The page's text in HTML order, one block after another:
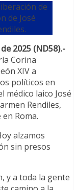
de
de José
2025 (ND58).-
Corina
XIV a
políticos en
médico laico José
Rendiles,
Roma.
alzamos
sin presos
y a toda la gente